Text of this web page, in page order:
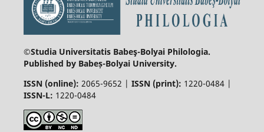
©Studia Universitatis Babeş-Bolyai Philologia.
Published by Babeș-Bolyai University.
ISSN (online): 2065-9652 | ISSN (print): 1220-0484 |
ISSN-L: 1220-0484